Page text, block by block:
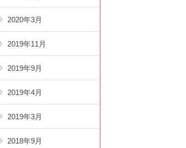
2020年3月
2019年11月
2019年9月
2019年4月
2019年3月
2018年9月